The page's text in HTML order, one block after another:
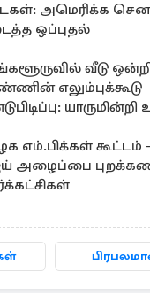
அமெரிக்க
ஒப்புதல்
வீடு
எலும்புக்கூடு
யாருமின்றி
எம்.பிக்கள் கூட்டம்
அழைப்பை